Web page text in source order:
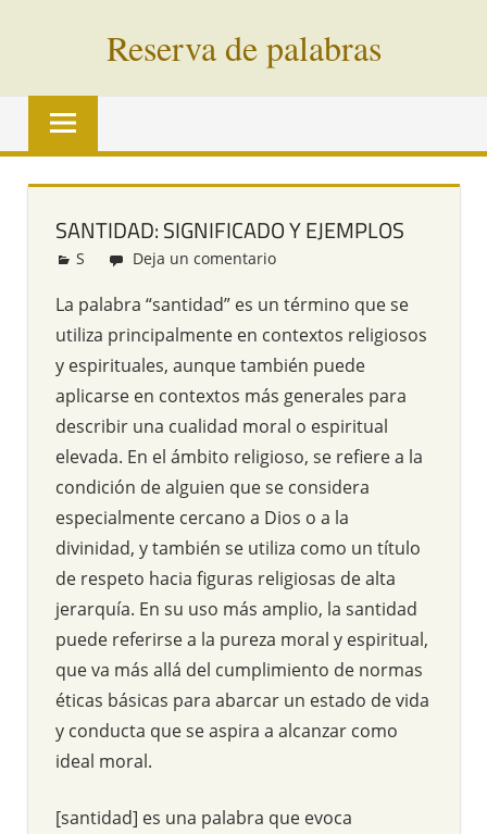
Reserva de palabras
Palabras
vías
todo
mundo
SANTIDAD: SIGNIFICADO Y EJEMPLOS
Redacción
S Deja un comentario
La palabra “santidad” es un término que se
utiliza principalmente en contextos religiosos
y espirituales, aunque también puede
aplicarse en contextos más generales para
describir una cualidad moral o espiritual
elevada. En el ámbito religioso, se refiere a la
condición de alguien que se considera
especialmente cercano a Dios o a la
divinidad, y también se utiliza como un título
de respeto hacia figuras religiosas de alta
jerarquía. En su uso más amplio, la santidad
puede referirse a la pureza moral y espiritual,
que va más allá del cumplimiento de normas
éticas básicas para abarcar un estado de vida
y conducta que se aspira a alcanzar como
ideal moral.
[santidad] es una palabra que evoca